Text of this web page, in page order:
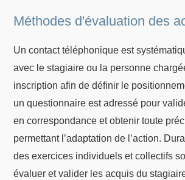
Méthodes d'évaluation des
Un contact téléphonique est
avec le stagiaire ou la personne
inscription afin de définir le
un questionnaire est adressé pour
en correspondance et obtenir toute
permettant l’adaptation de l’action.
des exercices individuels et collectifs
évaluer et valider les acquis du